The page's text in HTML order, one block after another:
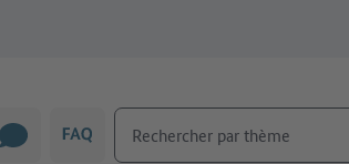
CHAT FAQ
Rechercher par thème